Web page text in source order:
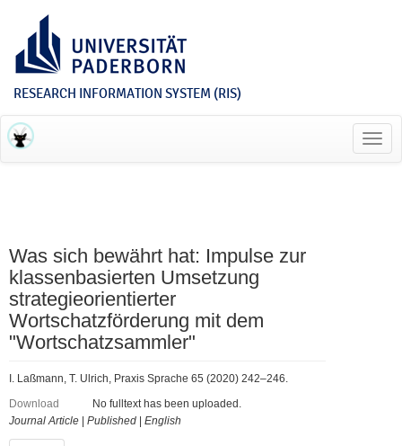
RESEARCH INFORMATION SYSTEM (RIS)
Was sich bewährt hat: Impulse zur
klassenbasierten Umsetzung
strategieorientierter
Wortschatzförderung mit dem
"Wortschatzsammler"
I. Laßmann, T. Ulrich, Praxis Sprache 65 (2020) 242–246.
Download
No fulltext has been uploaded.
Journal Article
Published English